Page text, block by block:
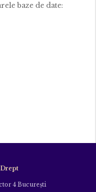
baze de date:
4 Bucureşti